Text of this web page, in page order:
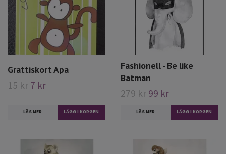
Grattiskort Apa
15 kr 7 kr
LÄS MER
Fashionell - Be like
Batman
279 kr 99 kr
LÄS MER